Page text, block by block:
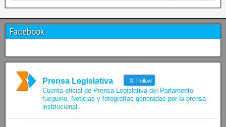
Facebook
Prensa Legislativa Follow
Cuenta oficial de Prensa Legislativa del Parlamento
fueguino. Noticias y fotografías generadas por la prensa
institucional.